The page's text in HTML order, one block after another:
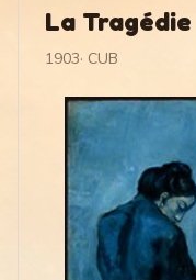
La Tragédie
1903· CUB